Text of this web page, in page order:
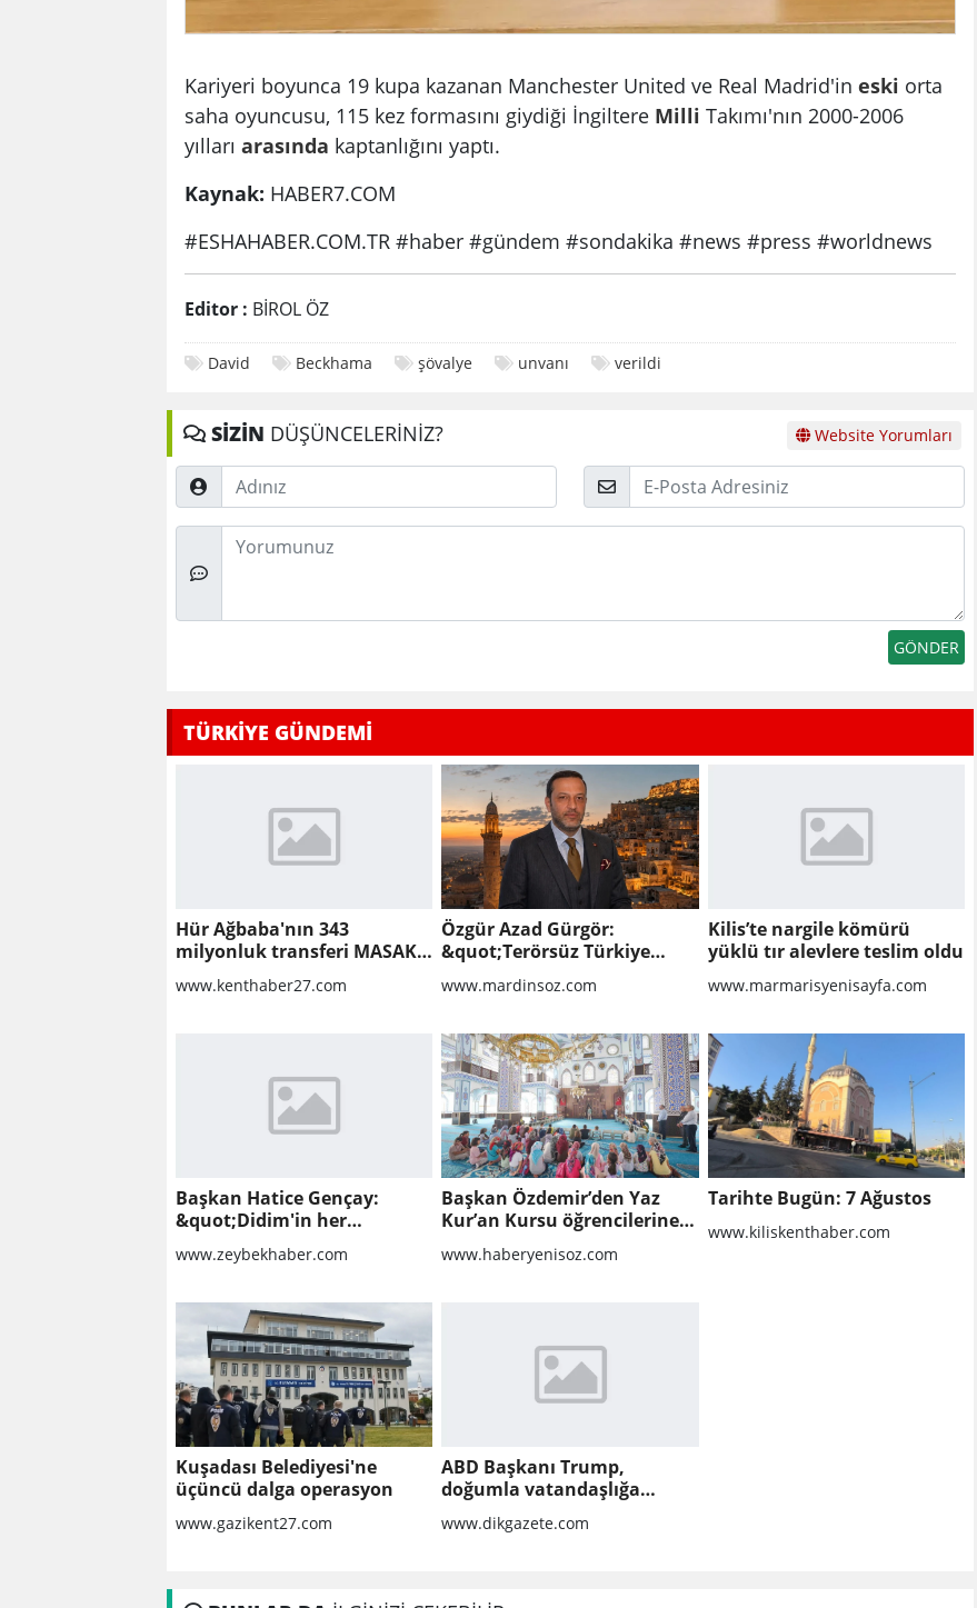
Kariyeri boyunca 19 kupa kazanan Manchester United ve Real Madrid'in eski orta
saha oyuncusu, 115 kez formasını giydiği İngiltere Milli Takımı'nın 2000-2006
yılları arasında kaptanlığını yaptı.
Kaynak: HABER7.COM
#ESHAHABER.COM.TR #haber #gündem #sondakika #news #press #worldnews
Editor : BİROL ÖZ
David Beckhama şövalye unvanı verildi
SİZİN DÜŞÜNCELERİNİZ? Website Yorumları
Adınız
Posta
Düşünceleriniz
TÜRKİYE GÜNDEMİ
Hür Ağbaba'nın 343
milyonluk transferi MASAK
raporunda! Veli Ağbaba'ya
milyonlar gitmiş
www.kenthaber27.com
Özgür Azad Gürgör:
&quot;Terörsüz Türkiye
Protokolü Mardin Turizmi
İçin Yeni Bir Dönemin
www.mardinsoz.com
Kilis’te nargile kömürü
yüklü tır alevlere teslim oldu
www.marmarisyenisayfa.com
Başkan Hatice Gençay:
&quot;Didim'in her
noktasında gece gündüz
sahadayız&quot;
www.zeybekhaber.com
Başkan Özdemir’den Yaz
Kur’an Kursu öğrencilerine
ziyaret
www.haberyenisoz.com
Tarihte Bugün: 7 Ağustos
www.kiliskenthaber.com
Kuşadası Belediyesi'ne
üçüncü dalga operasyon
www.gazikent27.com
ABD Başkanı Trump,
doğumla vatandaşlığa
yönelik kısıtlamaları
genişleten kararnameler
www.dikgazete.com